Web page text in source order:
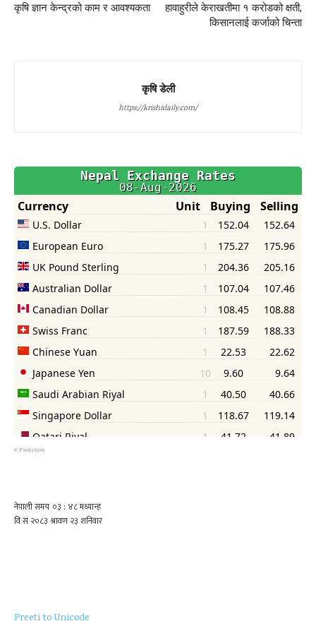
कृषि ज्ञान केन्द्रको काम र आवश्यकता
हावाहुरीले केराखतीमा १ करोडको क्षती,
किसानलाई कर्जाको चिन्ता
कृषि डेली
https://krishidaily.com/
© Psolution
Preeti to Unicode